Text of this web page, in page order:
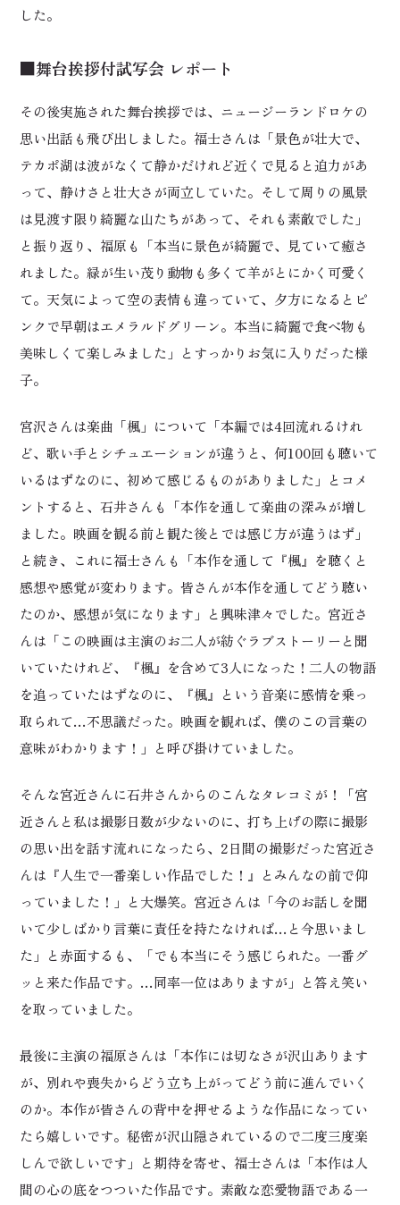
した。
■舞台挨拶付試写会 レポート
その後実施された舞台挨拶では、ニュージーランドロケの
思い出話も飛び出しました。福士さんは「景色が壮大で、
テカポ湖は波がなくて静かだけれど近くで見ると迫力があ
って、静けさと壮大さが両立していた。そして周りの風景
は見渡す限り綺麗な山たちがあって、それも素敵でした」
と振り返り、福原も「本当に景色が綺麗で、見ていて癒さ
れました。緑が生い茂り動物も多くて羊がとにかく可愛く
て。天気によって空の表情も違っていて、夕方になるとピ
ンクで早朝はエメラルドグリーン。本当に綺麗で食べ物も
美味しくて楽しみました」とすっかりお気に入りだった様
子。
宮沢さんは楽曲「楓」について「本編では4回流れるけれ
ど、歌い手とシチュエーションが違うと、何100回も聴いて
いるはずなのに、初めて感じるものがありました」とコメ
ントすると、石井さんも「本作を通して楽曲の深みが増し
ました。映画を観る前と観た後とでは感じ方が違うはず」
と続き、これに福士さんも「本作を通して『楓』を聴くと
感想や感覚が変わります。皆さんが本作を通してどう聴い
たのか、感想が気になります」と興味津々でした。宮近さ
んは「この映画は主演のお二人が紡ぐラブストーリーと聞
いていたけれど、『楓』を含めて3人になった！二人の物語
を追っていたはずなのに、『楓』という音楽に感情を乗っ
取られて…不思議だった。映画を観れば、僕のこの言葉の
意味がわかります！」と呼び掛けていました。
そんな宮近さんに石井さんからのこんなタレコミが！「宮
近さんと私は撮影日数が少ないのに、打ち上げの際に撮影
の思い出を話す流れになったら、2日間の撮影だった宮近さ
んは『人生で一番楽しい作品でした！』とみんなの前で仰
っていました！」と大爆笑。宮近さんは「今のお話しを聞
いて少しばかり言葉に責任を持たなければ…と今思いまし
た」と赤面するも、「でも本当にそう感じられた。一番グ
ッと来た作品です。…同率一位はありますが」と答え笑い
を取っていました。
最後に主演の福原さんは「本作には切なさが沢山あります
が、別れや喪失からどう立ち上がってどう前に進んでいく
のか。本作が皆さんの背中を押せるような作品になってい
たら嬉しいです。秘密が沢山隠されているので二度三度楽
しんで欲しいです」と期待を寄せ、福士さんは「本作は人
間の心の底をつついた作品です。素敵な恋愛物語である一